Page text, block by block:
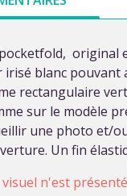
original
irisé blanc
rectangulaire
sur le modèle
une photo et/
Un fin
n'est